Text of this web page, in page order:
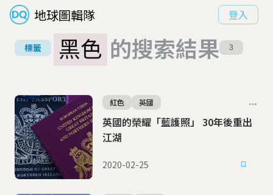
地球圖輯隊 登入
標籤 黑色 的搜索結果 3
英國的榮耀「藍護照」 30年後重出
江湖
紅色 英國
2020-02-25